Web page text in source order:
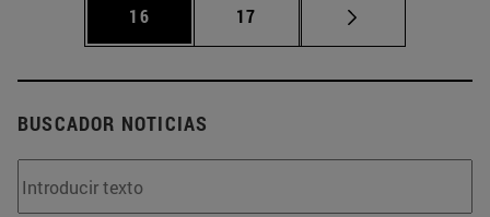
Página
16 Página
17
BUSCADOR NOTICIAS